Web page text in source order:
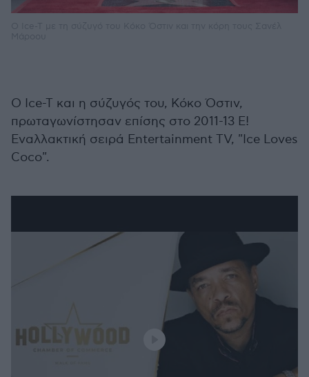
Ο Ice-T και η σύζυγός του, Κόκο Όστιν,
πρωταγωνίστησαν επίσης στο 2011-13 E!
Εναλλακτική σειρά Entertainment TV, "Ice Loves
Coco".